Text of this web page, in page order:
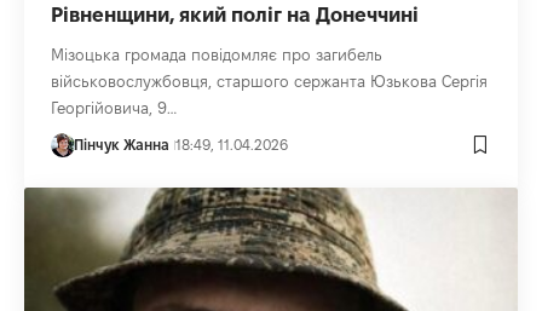
Рівненщини, який поліг на Донеччині
Мізоцька громада повідомляє про загибель
військовослужбовця, старшого сержанта Юзькова Сергія
Георгійовича, 9…
Пінчук Жанна 18:49, 11.04.2026